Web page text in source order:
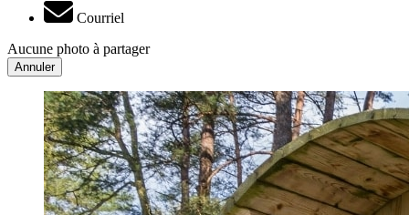
Courriel
Aucune photo à partager
Annuler